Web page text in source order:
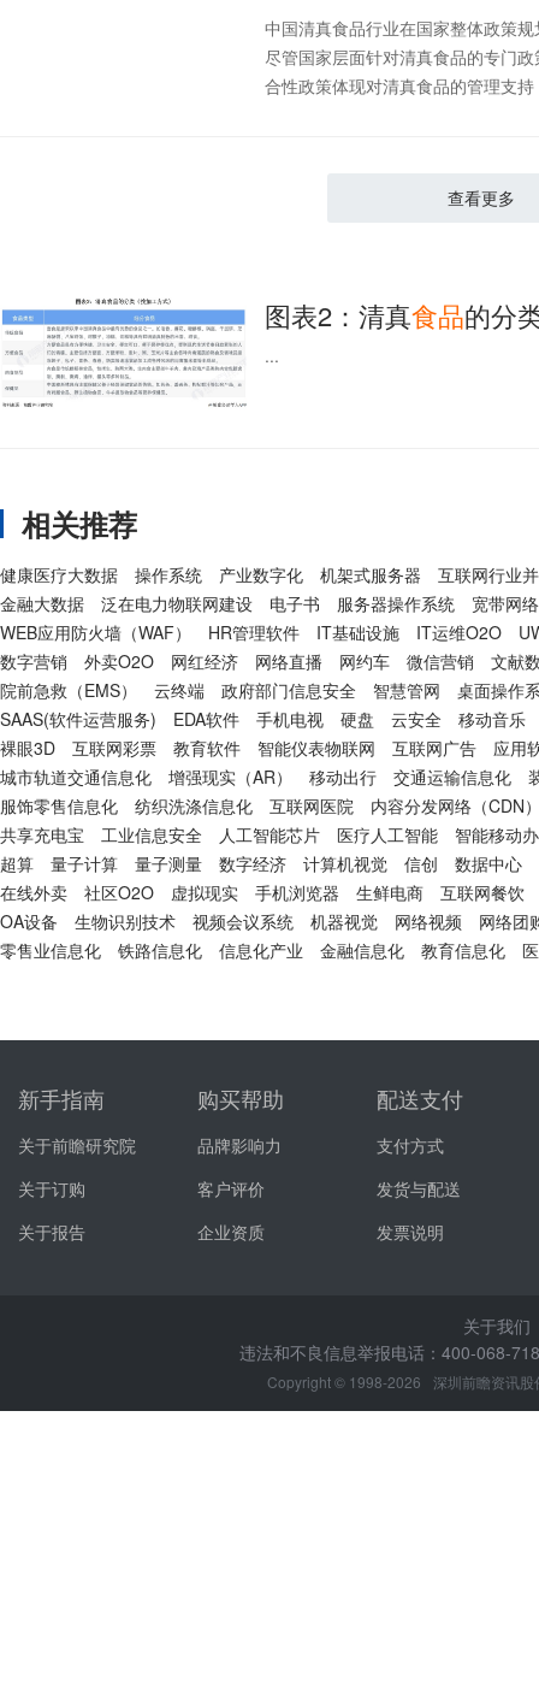
中国清真食品行业在国家整体政策
尽管国家层面针对清真食品的专门
合性政策体现对清真食品的管理支
查看更多
图表2：清真食品的分
...
相关推荐
健康医疗大数据 操作系统 产业数字化 机架式服务器
互联网行业
金融大数据
泛在电力物联网建设 电子书 服务器操作系统
宽带网络
WEB应用防火墙（WAF）
HR管理软件 IT基础设施 IT运维O2O
数字营销
外卖O2O 网红经济 网络直播 网约车 微信营销
文献
院前急救（EMS）
云终端 政府部门信息安全 智慧管网
桌面操作
SAAS(软件运营服务)
EDA软件 手机电视 硬盘 云安全
移动音乐
裸眼3D
互联网彩票 教育软件 智能仪表物联网 互联网广告
应用
城市轨道交通信息化
增强现实（AR） 移动出行 交通运输信息化
服饰零售信息化
纺织洗涤信息化 互联网医院
内容分发网络（CDN
共享充电宝
工业信息安全 人工智能芯片 医疗人工智能
智能移动
超算
量子计算 量子测量 数字经济 计算机视觉 信创
数据中心
在线外卖
社区O2O 虚拟现实 手机浏览器 生鲜电商
互联网餐饮
OA设备
生物识别技术 视频会议系统 机器视觉 网络视频
网络团
零售业信息化
铁路信息化 信息化产业 金融信息化 教育信息化
新手指南
关于前瞻研究院
关于订购
关于报告
购买帮助
品牌影响力
客户评价
企业资质
配送支付
支付方式
发货与配送
发票说明
关于我们
违法和不良信息举报电话：400-068-
Copyright © 1998-2026 深圳前瞻资讯股